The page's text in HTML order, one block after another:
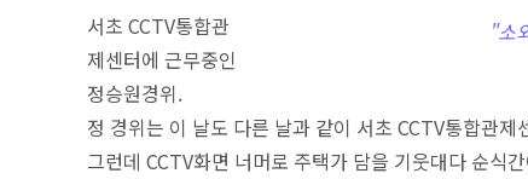
"소
서초 CCTV통합관
제센터에 근무중인
정승원경위.
정 경위는 이 날도 다른 날과 같이 서초 CCTV통합관
그런데 CCTV화면 너머로 주택가 담을 기웃대다 순식